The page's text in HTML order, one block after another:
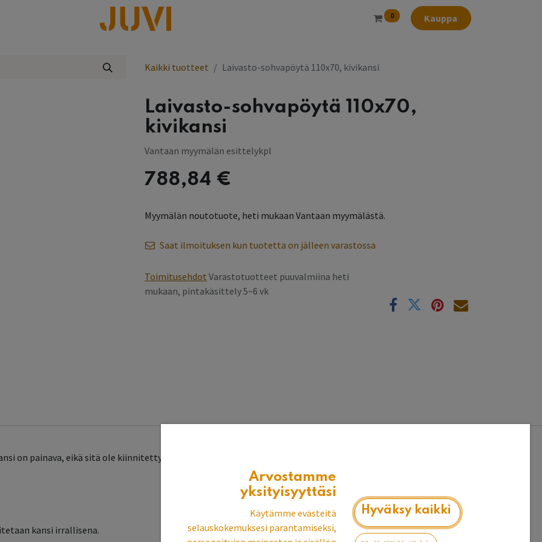
0 Kauppa
Kaikki tuotteet Laivasto-sohvapöytä 110x70, kivikansi
Laivasto-sohvapöytä 110x70,
kivikansi
Vantaan myymälän esittelykpl
788,84 €
Myymälän noutotuote, heti mukaan Vantaan myymälästä.
Saat ilmoituksen kun tuotetta on jälleen varastossa
Toimitusehdot Varastotuotteet puuvalmiina heti
mukaan, pintakäsittely 5~6 vk
on painava, eikä sitä ole kiinnitetty kehikkoon.
kansi irrallisena.
Arvostamme
yksityisyyttäsi
Käytämme evästeitä
selauskokemuksesi parantamiseksi,
Hyväksy kaikki